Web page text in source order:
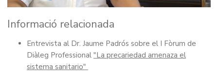
Informació relacionada
Entrevista al Dr. Jaume Padrós sobre el I Fòrum de
Diàleg Professional "La precariedad amenaza el
sistema sanitario"